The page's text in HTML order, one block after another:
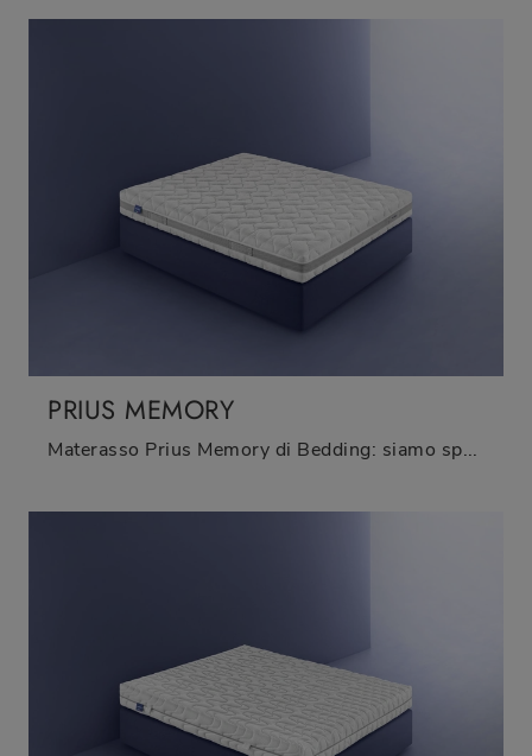
PRIUS MEMORY
Materasso Prius Memory di Bedding: siamo specialisti del buon riposo! Ottieni informazioni sui Materassi in memory foam matrimoniali.